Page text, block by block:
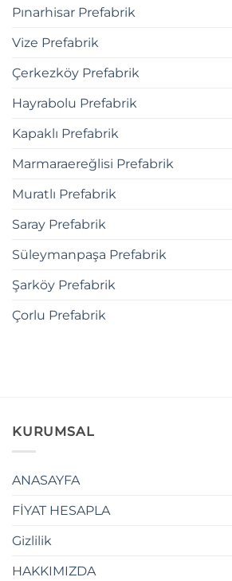
Pınarhisar Prefabrik
Vize Prefabrik
Çerkezköy Prefabrik
Hayrabolu Prefabrik
Kapaklı Prefabrik
Marmaraereğlisi Prefabrik
Muratlı Prefabrik
Saray Prefabrik
Süleymanpaşa Prefabrik
Şarköy Prefabrik
Çorlu Prefabrik
KURUMSAL
ANASAYFA
FİYAT HESAPLA
Gizlilik
HAKKIMIZDA